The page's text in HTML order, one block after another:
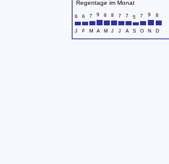
Regentage im Monat
6 6 7 9 8 8 7 7 5 7 9 8
J F M A M J J A S O N D